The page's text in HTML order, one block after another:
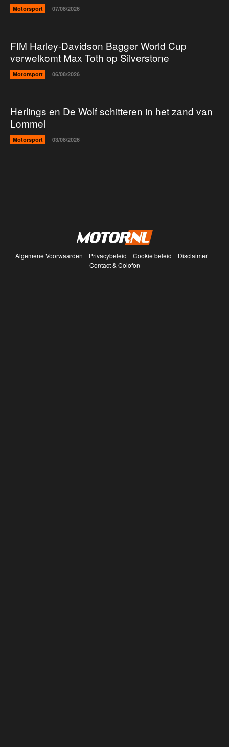
Motorsport 07/08/2026
FIM Harley-Davidson Bagger World Cup
verwelkomt Max Toth op Silverstone
Motorsport 06/08/2026
Herlings en De Wolf schitteren in het zand van
Lommel
Motorsport 03/08/2026
Algemene Voorwaarden Privacybeleid Cookie beleid
Disclaimer
Contact & Colofon